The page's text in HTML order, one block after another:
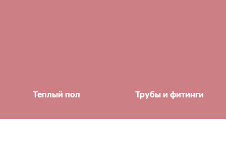
Теплый пол Трубы и фитинги